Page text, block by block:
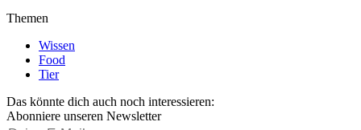
Themen
Wissen
Food
Tier
Das könnte dich auch noch interessieren:
Abonniere unseren Newsletter